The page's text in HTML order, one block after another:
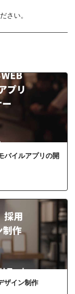
さい。
バイルアプリの開
ザイン制作